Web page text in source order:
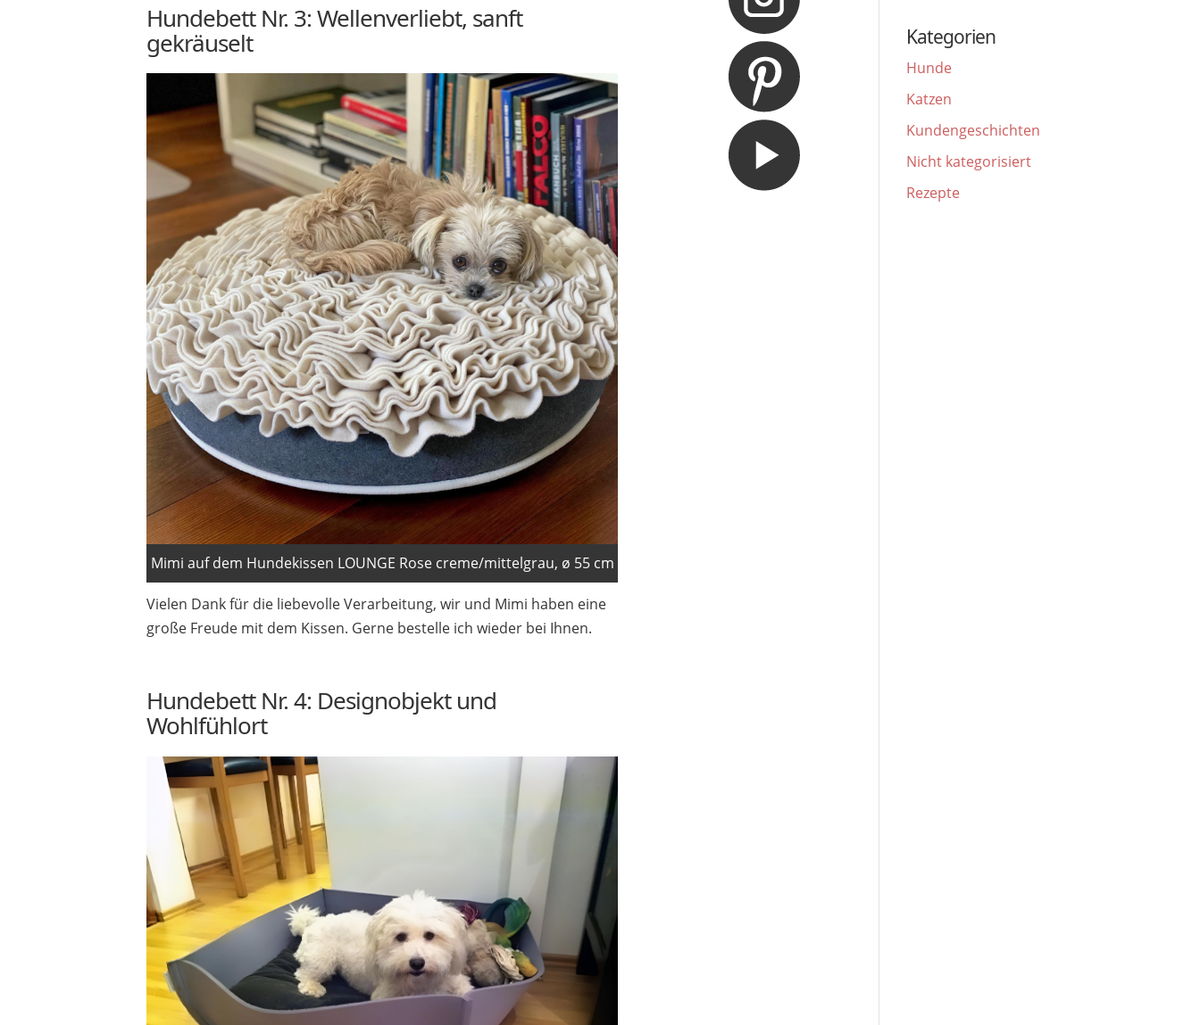
Hundebett Nr. 3: Wellenverliebt, sanft
gekräuselt
Mimi auf dem Hundekissen LOUNGE Rose creme/mittelgrau, ø 55 cm
Vielen Dank für die liebevolle Verarbeitung, wir und Mimi haben eine
große Freude mit dem Kissen. Gerne bestelle ich wieder bei Ihnen.
Hundebett Nr. 4: Designobjekt und
Wohlfühlort
Kategorien
Hunde
Katzen
Kundengeschichten
Nicht kategorisiert
Rezepte